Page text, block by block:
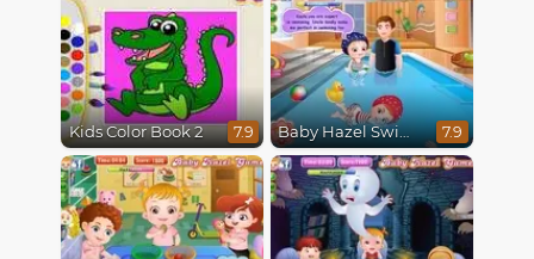
Kids Color Book 2 7.9 Baby Hazel Swimming 7.9